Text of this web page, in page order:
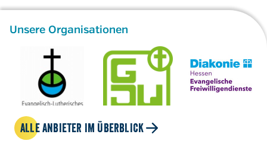
Unsere Organisationen
ALLE ANBIETER IM ÜBERBLICK